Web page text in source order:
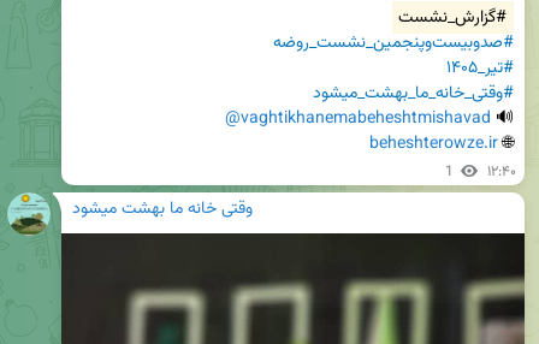
#گزارش_نشست
#صدوبیست‌وپنجمین_نشست_روضه
#تیر_۱۴۰۵
#وقتی_خانه_ما_بهشت_میشود
🔊
@vaghtikhanemabeheshtmishavad
🌐
beheshterowze.ir
1 ۱۲:۴۰
وقتی خانه ما بهشت میشود